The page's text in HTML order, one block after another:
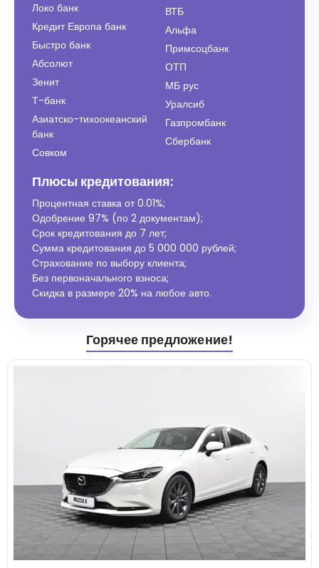
Локо банк
Кредит Европа банк
Быстро банк
Абсолют
Зенит
Т-банк
Азиатско-тихоокеанский
банк
Совком
ВТБ
Альфа
Примсоцбанк
ОТП
МБ рус
Уралсиб
Газпромбанк
Сбербанк
Плюсы кредитования:
Процентная ставка от0.01%;
Одобрение 97% (по 2 документам);
Срок кредитования до 7 лет;
Сумма кредитования до 5 000 000 рублей;
Страхование по выбору клиента;
Без первоначального взноса;
Скидка в размере 20% на любое авто.
Горячее предложение!